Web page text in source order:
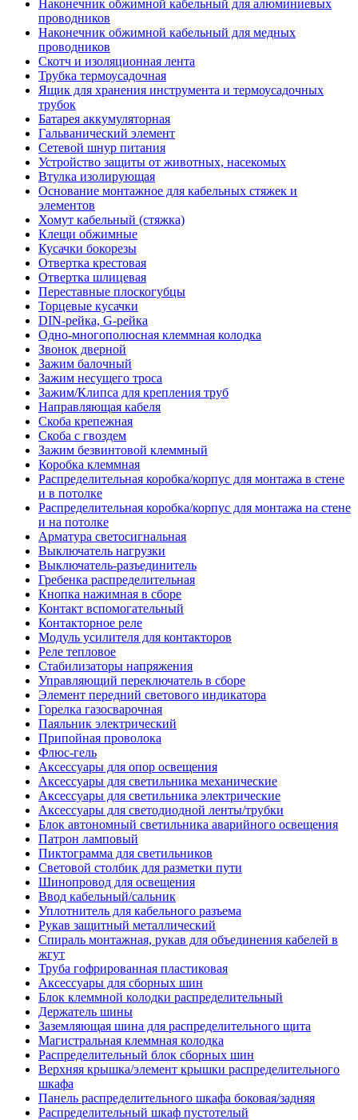
Наконечник обжимной кабельный для алюминиевых
проводников
Наконечник обжимной кабельный для медных
проводников
Скотч и изоляционная лента
Трубка термоусадочная
Ящик для хранения инструмента и термоусадочных
трубок
Батарея аккумуляторная
Гальванический элемент
Сетевой шнур питания
Устройство защиты от животных, насекомых
Втулка изолирующая
Основание монтажное для кабельных стяжек и
элементов
Хомут кабельный (стяжка)
Клещи обжимные
Кусачки бокорезы
Отвертка крестовая
Отвертка шлицевая
Переставные плоскогубцы
Торцевые кусачки
DIN-рейка, G-рейка
Одно-многополюсная клеммная колодка
Звонок дверной
Зажим балочный
Зажим несущего троса
Зажим/Клипса для крепления труб
Направляющая кабеля
Скоба крепежная
Скоба с гвоздем
Зажим безвинтовой клеммный
Коробка клеммная
Распределительная коробка/корпус для монтажа в стене
и в потолке
Распределительная коробка/корпус для монтажа на стене
и на потолке
Арматура светосигнальная
Выключатель нагрузки
Выключатель-разъединитель
Гребенка распределительная
Кнопка нажимная в сборе
Контакт вспомогательный
Контакторное реле
Модуль усилителя для контакторов
Реле тепловое
Стабилизаторы напряжения
Управляющий переключатель в сборе
Элемент передний светового индикатора
Горелка газосварочная
Паяльник электрический
Припойная проволока
Флюс-гель
Аксессуары для опор освещения
Аксессуары для светильника механические
Аксессуары для светильника электрические
Аксессуары для светодиодной ленты/трубки
Блок автономный светильника аварийного освещения
Патрон ламповый
Пиктограмма для светильников
Световой столбик для разметки пути
Шинопровод для освещения
Ввод кабельный/сальник
Уплотнитель для кабельного разъема
Рукав защитный металлический
Спираль монтажная, рукав для объединения кабелей в
жгут
Труба гофрированная пластиковая
Аксессуары для сборных шин
Блок клеммной колодки распределительный
Держатель шины
Заземляющая шина для распределительного щита
Магистральная клеммная колодка
Распределительный блок сборных шин
Верхняя крышка/элемент крышки распределительного
шкафа
Панель распределительного шкафа боковая/задняя
Распределительный шкаф пустотелый